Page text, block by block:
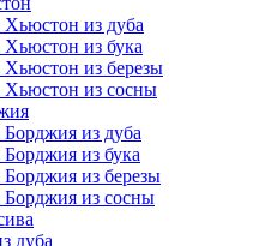
из дуба
из бука
из березы
из сосны
из дуба
из бука
из березы
из сосны
дуба